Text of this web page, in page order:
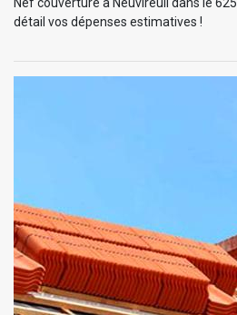
détail vos dépenses estimatives !